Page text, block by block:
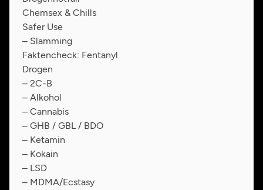
Chemsex & Chills
Safer Use
– Slamming
Faktencheck: Fentanyl
Drogen
– 2C-B
– Alkohol
– Cannabis
– GHB / GBL / BDO
– Ketamin
– Kokain
– LSD
– MDMA/Ecstasy